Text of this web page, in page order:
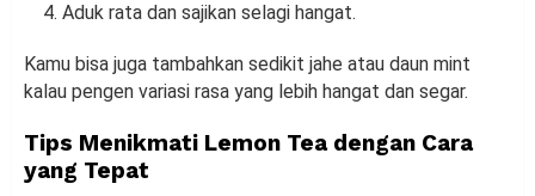
Aduk rata dan sajikan selagi hangat.
Kamu bisa juga tambahkan sedikit jahe atau daun mint
kalau pengen variasi rasa yang lebih hangat dan segar.
Tips Menikmati Lemon Tea dengan Cara
yang Tepat